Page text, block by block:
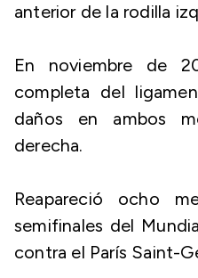
anterior de la rodilla
En noviembre de
completa del
daños en ambos
derecha.
Reapareció ocho
semifinales del
contra el París Saint-